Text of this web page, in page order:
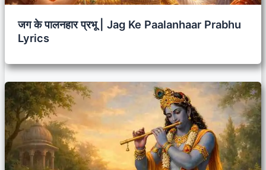
जग के पालनहार प्रभू | Jag Ke Paalanhaar Prabhu
Lyrics